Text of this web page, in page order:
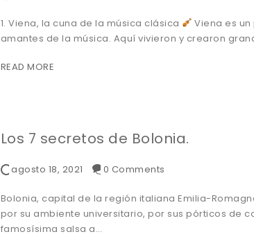
1. Viena, la cuna de la música clásica
Viena es
amantes de la música. Aquí vivieron y crearon
READ MORE
Los 7 secretos de Bolonia.
agosto 18, 2021 0 Comments
Bolonia, capital de la región italiana Emilia-
por su ambiente universitario, por sus pórticos de
famosísima salsa a…